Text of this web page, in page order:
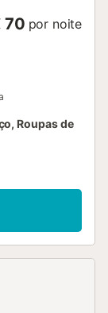
70 por noite
Roupas de